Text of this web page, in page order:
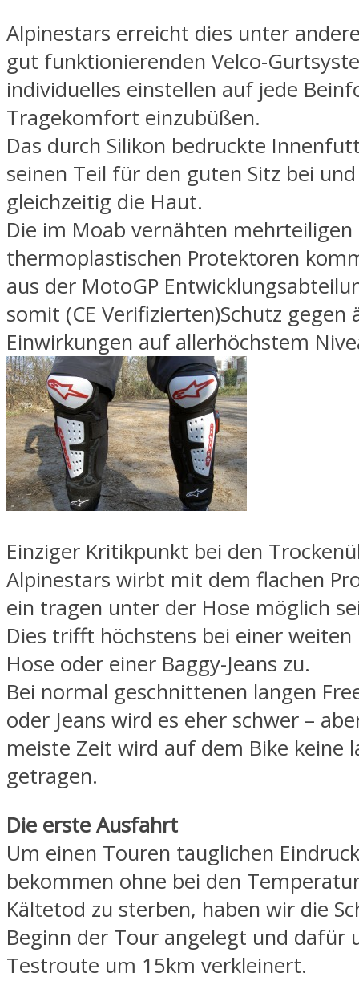
Alpinestars erreicht dies unter
gut funktionierenden Velco-
individuelles einstellen auf jede
Tragekomfort einzubüßen.
Das durch Silikon bedruckte
seinen Teil für den guten Sitz bei
gleichzeitig die Haut.
Die im Moab vernähten mehrteiligen
thermoplastischen Protektoren
aus der MotoGP
somit (CE Verifizierten)Schutz gegen
Einwirkungen auf allerhöchstem
Einziger Kritikpunkt bei den
Alpinestars wirbt mit dem flachen
ein tragen unter der Hose möglich
Dies trifft höchstens bei einer weiten
Hose oder einer Baggy-Jeans zu.
Bei normal geschnittenen langen
oder Jeans wird es eher schwer –
meiste Zeit wird auf dem Bike keine
getragen.
Die erste Ausfahrt
Um einen Touren tauglichen
bekommen ohne bei den
Kältetod zu sterben, haben wir die
Beginn der Tour angelegt und dafür
Testroute um 15km verkleinert.